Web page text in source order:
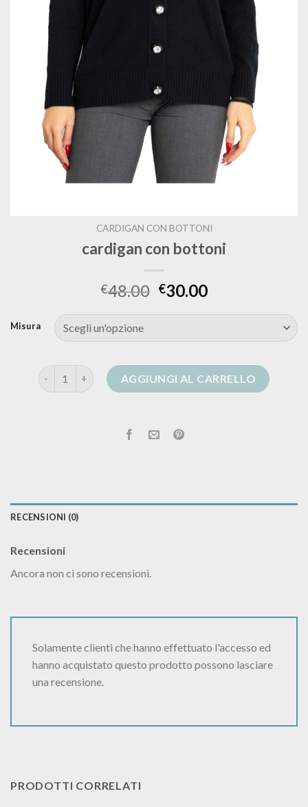
CARDIGAN CON BOTTONI
cardigan con bottoni
€48.00 €30.00
Misura
cardigan con bottoni quantitàAGGIUNGI AL CARRELLO
RECENSIONI (0)
Recensioni
Ancora non ci sono recensioni.
Solamente clienti che hanno effettuato l'accesso ed
hanno acquistato questo prodotto possono lasciare
una recensione.
PRODOTTI CORRELATI